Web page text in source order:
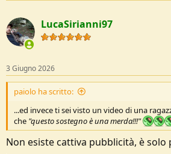
LucaSirianni97
3 Giugno 2026
paiolo ha scritto:
...ed invece ti sei visto un video di una
che "questo sostegno è una merda!!!"
Non esiste cattiva pubblicità, è solo